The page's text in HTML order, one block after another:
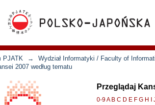
PJATK → Wydział Informatyki / Faculty of
2007 według tematu
Przeglądaj
0-9A B C D E F G H